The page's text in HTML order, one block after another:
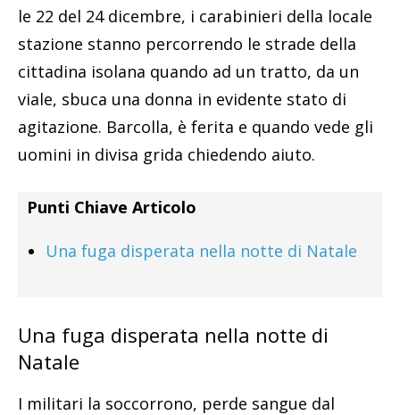
le 22 del 24 dicembre, i carabinieri della locale
stazione stanno percorrendo le strade della
cittadina isolana quando ad un tratto, da un
viale, sbuca una donna in evidente stato di
agitazione. Barcolla, è ferita e quando vede gli
uomini in divisa grida chiedendo aiuto.
Punti Chiave Articolo
Una fuga disperata nella notte di Natale
Una fuga disperata nella notte di
Natale
I militari la soccorrono, perde sangue dal